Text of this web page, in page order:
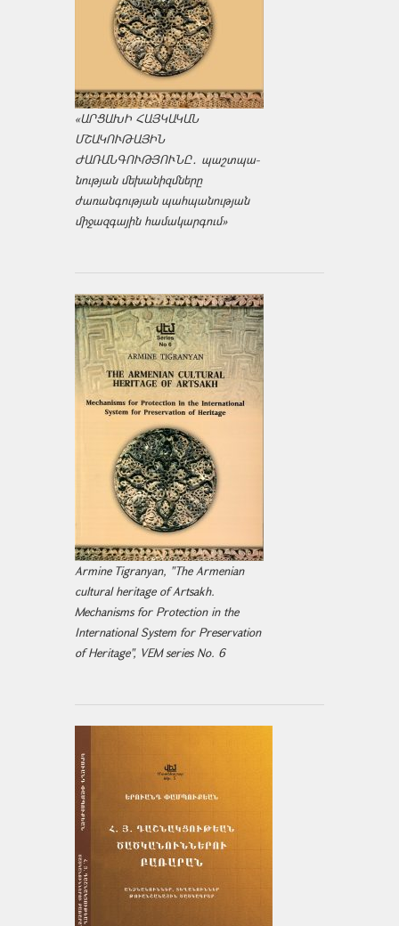
«ԱՐՑԱԽԻ ՀԱՅԿԱԿԱՆ
ՄՇԱԿՈՒԹԱՅԻՆ
ԺԱՌԱՆԳՈՒԹՅՈՒՆԸ․ պաշտպա­
նության մեխանիզմները
ժառանգության պահպանության
միջազ­գային համակարգում»
Armine Tigranyan, "The Armenian
cultural heritage of Artsakh.
Mechanisms for Protection in the
International System for Preservation
of Heritage", VEM series No. 6